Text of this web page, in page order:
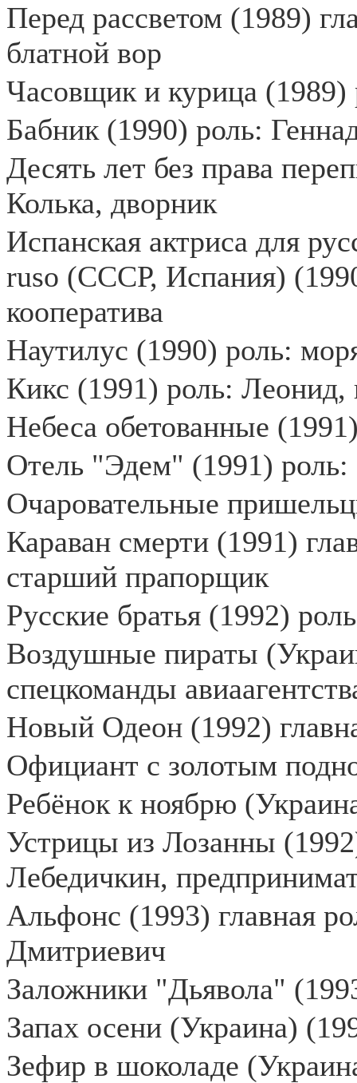
Перед рассветом (1989)
блатной вор
Часовщик и курица (1989)
Бабник (1990) роль:
Десять лет без права
Колька, дворник
Испанская актриса для
ruso (СССР, Испания)
кооператива
Наутилус (1990) роль:
Кикс (1991) роль: Леонид,
Небеса обетованные
Отель "Эдем" (1991)
Очаровательные
Караван смерти (1991)
старший прапорщик
Русские братья (1992)
Воздушные пираты
спецкоманды
Новый Одеон (1992)
Официант с золотым
Ребёнок к ноябрю
Устрицы из Лозанны
Лебедичкин,
Альфонс (1993) главная
Дмитриевич
Заложники "Дьявола"
Запах осени (Украина)
Зефир в шоколаде